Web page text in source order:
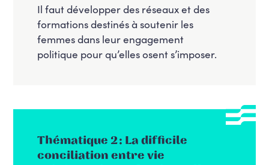
Il faut développer des réseaux et des
formations destinés à soutenir les
femmes dans leur engagement
politique pour qu’elles osent s’imposer.
Thématique 2 : La difficile
conciliation entre vie